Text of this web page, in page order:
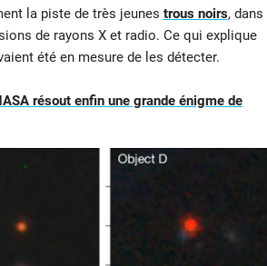
la piste de très jeunes trous noirs, dans
de rayons X et radio. Ce qui explique
été en mesure de les détecter.
résout enfin une grande énigme de